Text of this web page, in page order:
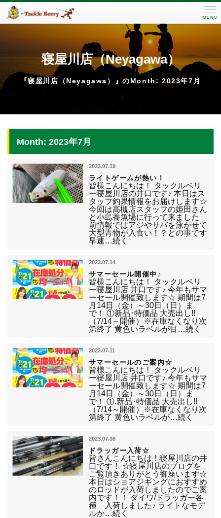
MENU
寝屋川店（Neyagawa）
『寝屋川店（Neyagawa）』のMonth: 2023年7月
Month: 2023年7月
2023.07.19
ライトゲームが熱い！
皆様こんにちは！ タックルベリ
ー寝屋川店の井口です♪ 本日はス
タッフ釣果情報をお届けします☆
今回は高槻店スタッフの姫田さん
と小島養魚場に行って来ました
前情報ではアジやサバを泳がせて
大型青物が入食い！？との事です
早速…続く
2023.07.14
サマーセール開催中♪
皆様こんにちは！ タックルベリ
ー寝屋川店 井口です♪ 今年もサマ
ーセール開催致します☆ 期間は7
月14日（金）～30日（日）ま
で！ ①新品･特価品 大売出し!!
（7/14～開催）※在庫なくなり次
第終了 黄色いラベルが目…続く
2023.07.11
サマーセールのご案内☆
皆様こんにちは！ タックルベリ
ー寝屋川店 井口です♪ 今年もサマ
ーセール開催致します☆ 期間は7
月14日（金）～30日（日）ま
で！ ①.新品･特価品 大売出し!!
（7/14～開催）※在庫なくなり次
第終了 黄色いラベルが…続く
2023.07.08
ドラッガー入荷☆
皆さんこんにちは！寝屋川店の井
口です！ ☆寝屋川店のブログを
ご覧頂きありがとう御座います☆
本日はショアジギングにおすすめ
のロッドが入荷しましたのでご案
内です！！ ダイワ/ドラッガー各
種 入荷しました♪ ライトなモデ
ルか…続く